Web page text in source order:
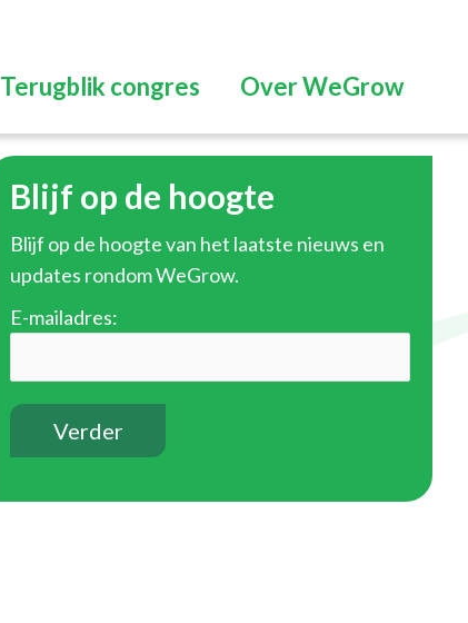
Terugblik congres Over WeGrow
Blijf op de hoogte
Blijf op de hoogte van het laatste nieuws en
updates rondom WeGrow.
E-mailadres: